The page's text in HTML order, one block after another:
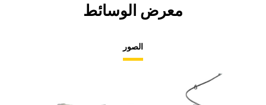
معرض الوسائط
الصور